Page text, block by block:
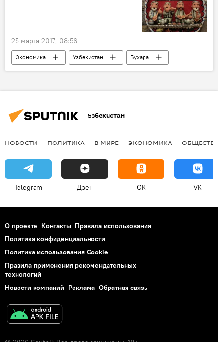
25 марта 2017, 08:56
Экономика Узбекистан
Бухара
Бухарская область
Узбекистан
НОВОСТИ ПОЛИТИКА В МИРЕ ЭКОНОМИКА
Telegram Дзен OK VK
О проекте Контакты Правила использования
Политика конфиденциальности
Политика использования Cookie
Правила применения рекомендательных
технологий
Новости компаний Реклама Обратная связь